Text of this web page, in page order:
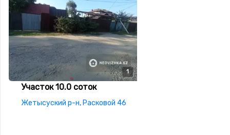
1
Участок 10.0 соток
Жетысуский р-н, Расковой 46